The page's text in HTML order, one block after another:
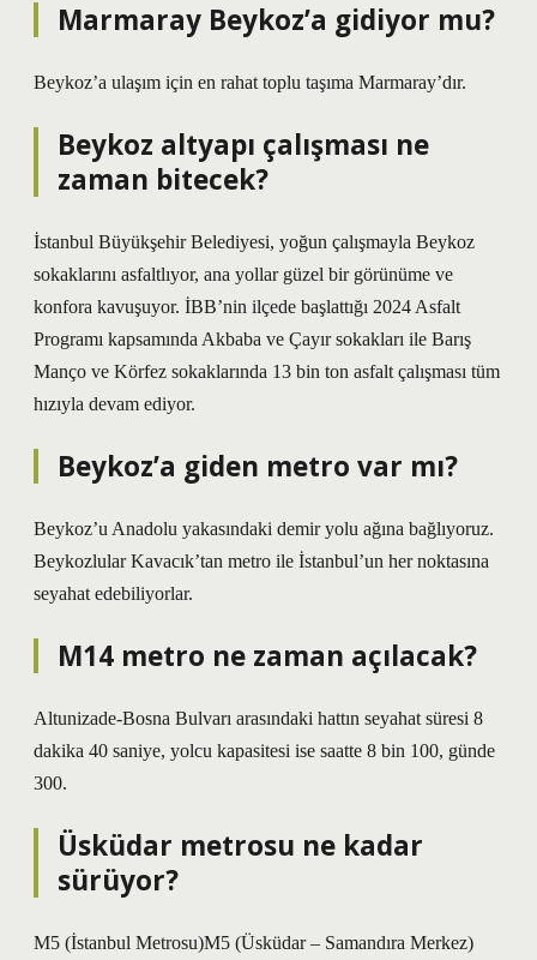
Marmaray Beykoz’a gidiyor mu?
Beykoz’a ulaşım için en rahat toplu taşıma Marmaray’dır.
Beykoz altyapı çalışması ne
zaman bitecek?
İstanbul Büyükşehir Belediyesi, yoğun çalışmayla Beykoz
sokaklarını asfaltlıyor, ana yollar güzel bir görünüme ve
konfora kavuşuyor. İBB’nin ilçede başlattığı 2024 Asfalt
Programı kapsamında Akbaba ve Çayır sokakları ile Barış
Manço ve Körfez sokaklarında 13 bin ton asfalt çalışması tüm
hızıyla devam ediyor.
Beykoz’a giden metro var mı?
Beykoz’u Anadolu yakasındaki demir yolu ağına bağlıyoruz.
Beykozlular Kavacık’tan metro ile İstanbul’un her noktasına
seyahat edebiliyorlar.
M14 metro ne zaman açılacak?
Altunizade-Bosna Bulvarı arasındaki hattın seyahat süresi 8
dakika 40 saniye, yolcu kapasitesi ise saatte 8 bin 100, günde
300.
Üsküdar metrosu ne kadar
sürüyor?
M5 (İstanbul Metrosu)M5 (Üsküdar – Samandıra Merkez)